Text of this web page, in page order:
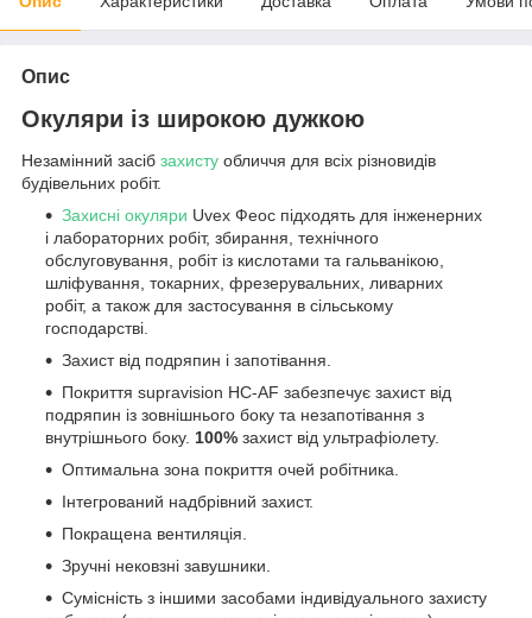
Опис
Окуляри із широкою дужкою
Незамінний засіб захисту обличчя для всіх різновидів
будівельних робіт.
Захисні окуляри Uvex Феос підходять для інженерних
і лабораторних робіт, збирання, технічного
обслуговування, робіт із кислотами та гальванікою,
шліфування, токарних, фрезерувальних, ливарних
робіт, а також для застосування в сільському
господарстві.
Захист від подряпин і запотівання.
Покриття supravision HC-AF забезпечує захист від
подряпин із зовнішнього боку та незапотівання з
внутрішнього боку. 100% захист від ультрафіолету.
Оптимальна зона покриття очей робітника.
Інтегрований надбрівний захист.
Покращена вентиляція.
Зручні нековзні завушники.
Сумісність з іншими засобами індивідуального захисту